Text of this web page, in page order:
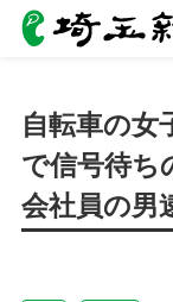
自転車の
で信号待
会社員の男